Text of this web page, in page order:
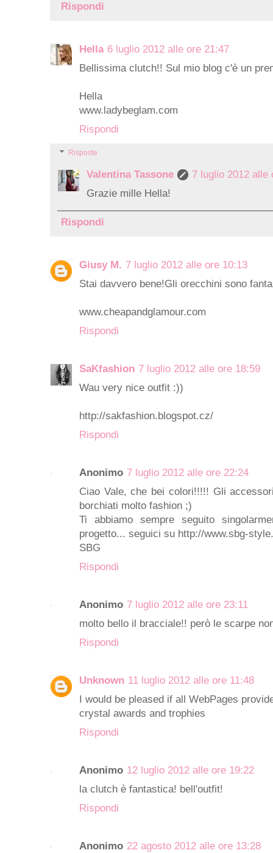
Rispondi
Hella 6 luglio 2012 alle ore 21:47
Bellissima clutch!! Sul mio blog c'è un
Hella
www.ladybeglam.com
Rispondi
Risposte
Valentina Tassone
7 luglio 2012 alle
Grazie mille Hella!
Rispondi
Giusy M. 7 luglio 2012 alle ore 10:13
Stai davvero bene!Gli orecchini sono
www.cheapandglamour.com
Rispondi
SaKfashion 7 luglio 2012 alle ore 18:59
Wau very nice outfit :))
http://sakfashion.blogspot.cz/
Rispondi
Anonimo 7 luglio 2012 alle ore 22:24
Ciao Vale, che bei colori!!!!! Gli
borchiati molto fashion ;)
Ti abbiamo sempre seguito
progetto... seguici su http://www.sbg-
SBG
Rispondi
Anonimo 7 luglio 2012 alle ore 23:11
molto bello il bracciale!! però le scarpe
Rispondi
Unknown 11 luglio 2012 alle ore 11:48
I would be pleased if all WebPages
crystal awards and trophies
Rispondi
Anonimo 12 luglio 2012 alle ore 19:22
la clutch è fantastica! bell'outfit!
Rispondi
Anonimo 22 agosto 2012 alle ore 13:28